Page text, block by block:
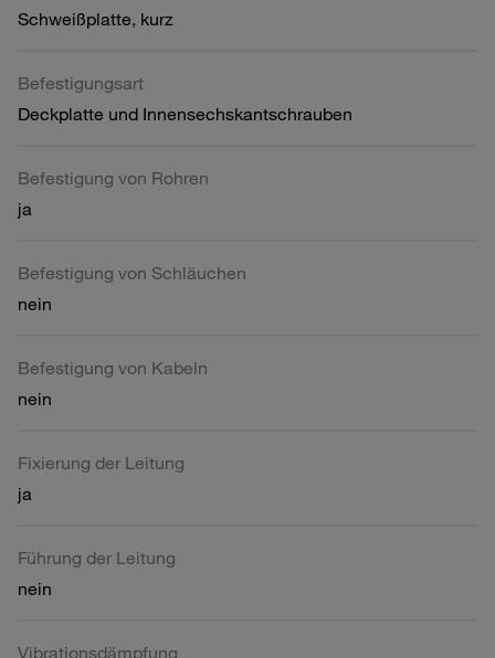
Schweißplatte, kurz
Befestigungsart
Deckplatte und Innensechskantschrauben
Befestigung von Rohren
ja
Befestigung von Schläuchen
nein
Befestigung von Kabeln
nein
Fixierung der Leitung
ja
Führung der Leitung
nein
Vibrationsdämpfung